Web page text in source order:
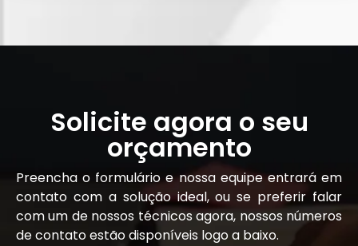
Solicite agora o seu
orçamento
Preencha o formulário e nossa equipe entrará em
contato com a solução ideal, ou se preferir falar
com um de nossos técnicos agora, nossos números
de contato estão disponíveis logo a baixo.